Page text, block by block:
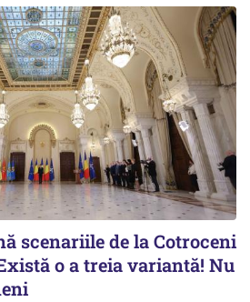
scenariile de la Cotroceni
o a treia variantă! Nu